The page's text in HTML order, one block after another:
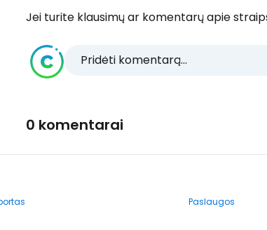
Jei turite klausimų ar komentarų apie
Pridėti komentarą...
0 komentarai
Paslaugos